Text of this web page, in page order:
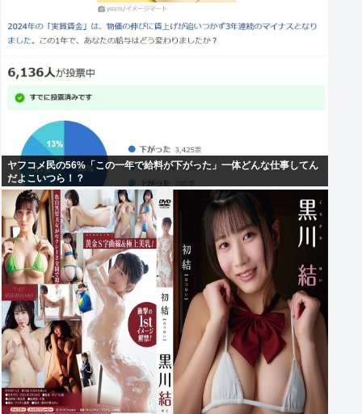
ヤフコメ民の56%「この一年で給料が下がった」一体どんな仕事してん
だよこいつら！？